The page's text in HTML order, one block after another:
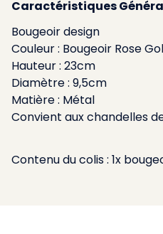
Caractéristiques
Bougeoir design
Couleur : Bougeoir Rose
Hauteur : 23cm
Diamètre : 9,5cm
Matière : Métal
Convient aux chandelles
Contenu du colis : 1x